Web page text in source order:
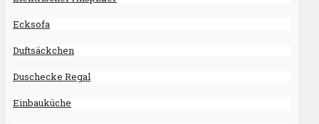
Ecksofa
Duftsäckchen
Duschecke Regal
Einbauküche